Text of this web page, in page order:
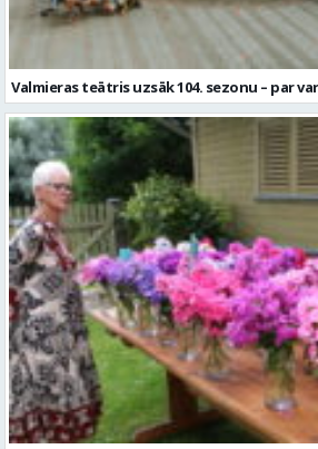
Valmieras teātris uzsāk 104. sezonu – par